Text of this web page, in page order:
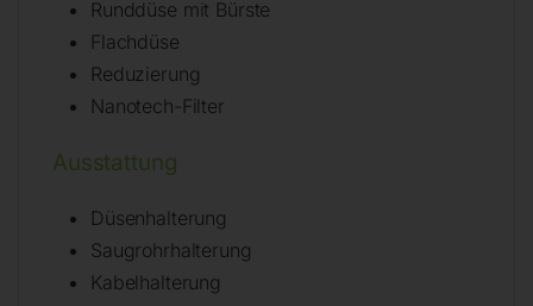
Runddüse mit Bürste
Flachdüse
Reduzierung
Nanotech-Filter
Ausstattung
Düsenhalterung
Saugrohrhalterung
Kabelhalterung